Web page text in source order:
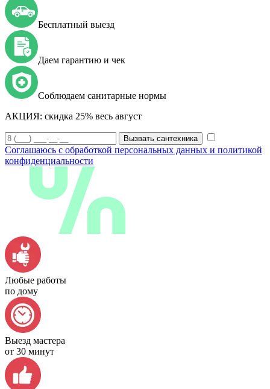
Бесплатный выезд
Даем гарантию и чек
Соблюдаем санитарные нормы
АКЦИЯ: скидка 25% весь август
Вызвать сантехника
Соглашаюсь с обработкой персональных данных и политикой
конфиденциальности
Любые работы
по дому
Выезд мастера
от 30 минут